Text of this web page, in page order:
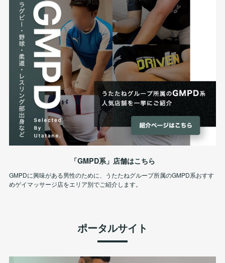
「GMPD系」店舗はこちら
GMPDに興味がある男性のために、うたたねグループ所属のGMPD系おすす
めゲイマッサージ店をエリア別でご紹介します。
ポータルサイト